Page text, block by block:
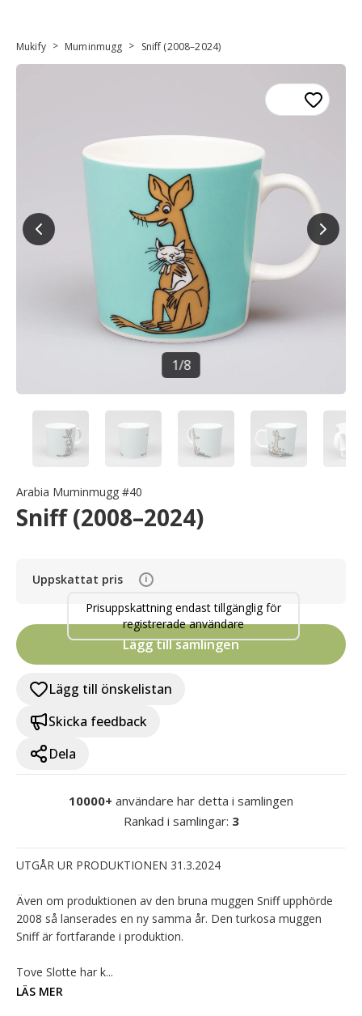
Mukify > Muminmugg > Sniff (2008–2024)
1/8
Arabia Muminmugg #40
Sniff (2008–2024)
Uppskattat pris i
Prisuppskattning endast tillgänglig för
registrerade användare
Lägg till samlingen
Lägg till önskelistan
Skicka feedback
Dela
10000+ användare har detta i samlingen
Rankad i samlingar: 3
UTGÅR UR PRODUKTIONEN 31.3.2024
Även om produktionen av den bruna muggen Sniff upphörde
2008 så lanserades en ny samma år. Den turkosa muggen
Sniff är fortfarande i produktion.
Tove Slotte har k...
LÄS MER